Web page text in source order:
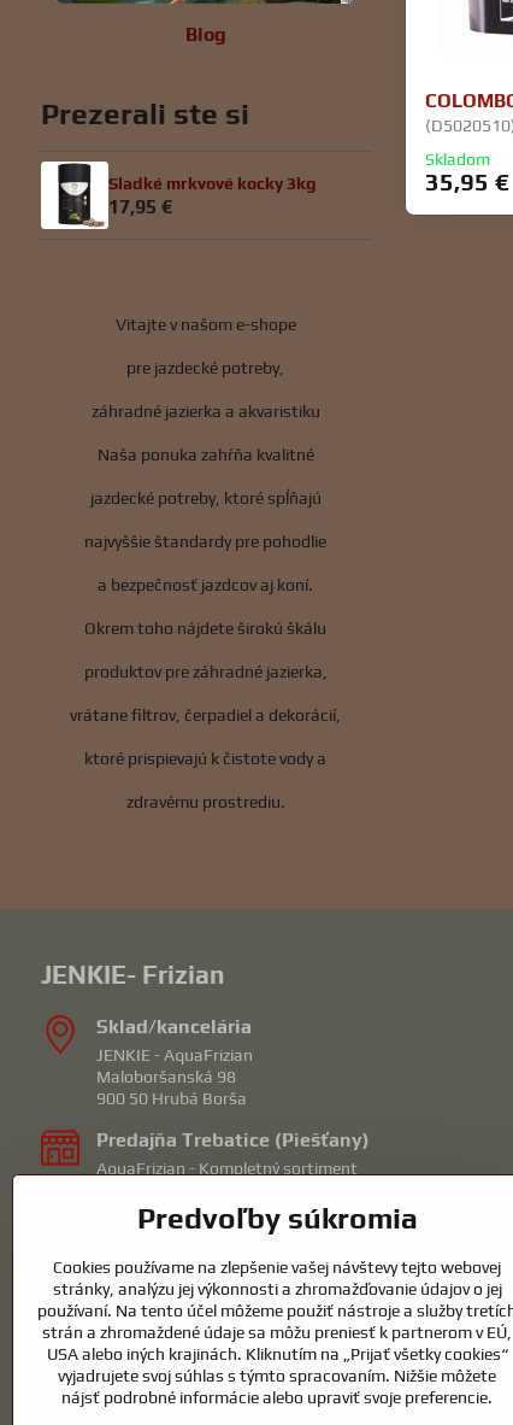
Skladom
35,95 €
Blog
Prezerali ste si
Sladké mrkvové kocky 3kg
17,95 €
Vitajte v našom e-shope
pre jazdecké potreby,
záhradné jazierka a akvaristiku
Naša ponuka zahŕňa kvalitné
jazdecké potreby, ktoré spĺňajú
najvyššie štandardy pre pohodlie
a bezpečnosť jazdcov aj koní.
Okrem toho nájdete širokú škálu
produktov pre záhradné jazierka,
vrátane filtrov, čerpadiel a dekorácií,
ktoré prispievajú k čistote vody a
zdravému prostrediu.
JENKIE- Frizian
Sklad/kancelária
JENKIE - AquaFrizian
Maloboršanská 98
900 50 Hrubá Borša
Predajňa Trebatice (Piešťany)
AquaFrizian - Kompletný sortiment
92210 Trebatice
mail: piestany@frizian.sk
Predajna Hrubá Borša (Senec)
KOICentrum - Záhradné jazierka/bazény
Maloboršanská 98
90050 Hrubá Borša okr.Senec
tel: 0915732190
mail: obchod@jenkie.eu
Predvoľby súkromia
Cookies používame na zlepšenie vašej návštevy tejto webovej
stránky, analýzu jej výkonnosti a zhromažďovanie údajov o jej
používaní. Na tento účel môžeme použiť nástroje a služby
strán a zhromaždené údaje sa môžu preniesť k partnerom v EÚ,
USA alebo iných krajinách. Kliknutím na „Prijať všetky cookies“
vyjadrujete svoj súhlas s týmto spracovaním. Nižšie môžete
nájsť podrobné informácie alebo upraviť svoje preferencie.